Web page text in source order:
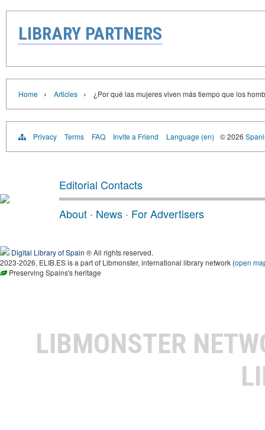
LIBRARY PARTNERS
Home › Articles › ¿Por qué las mujeres viven más tiempo que los
Privacy Terms FAQ Invite a Friend Language (en) © 2026
Editorial Contacts
About · News · For Advertisers
Digital Library of Spain ® All rights reserved.
2023-2026, ELIB.ES is a part of Libmonster, international library network (open
Preserving Spains's heritage
LIBMONSTER